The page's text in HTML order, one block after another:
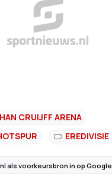
CRUIJFF ARENA
EREDIVISIE
als voorkeursbron in op Google